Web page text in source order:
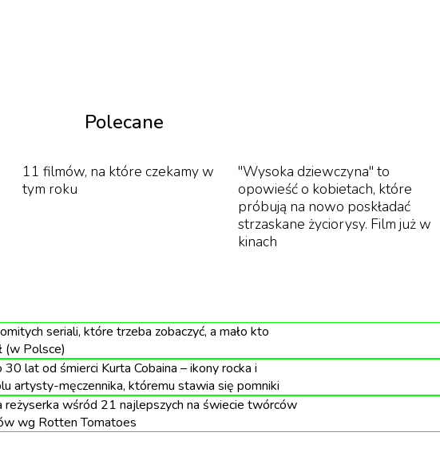
kontinuum, które zostało wyrzeźbione w kształcie łuków
wpuszczanie światła, które wprowadza
buduar, gdzie osoby odwiedzające butik będą
oraz kolekcje obuwia. Całość tworzy radosny dialog
marki.
przez Thierry’ego Hermèsa w 1837 roku. Marka słynie przede
akcesoriów. Najbardziej znanym jej produktem jest torebka Birkin,
na zapisy w cenie od około 10 000 euro.
Polecane
11 filmów, na które czekamy w
tym roku
"Wysoka dziewczyna" to
opowieść o kobietach, które
próbują na nowo poskładać
strzaskane życiorysy. Film już w
kinach
seriali, które trzeba zobaczyć, a mało kto
(w Polsce)
30 lat od śmierci Kurta Cobaina – ikony rocka i
artysty-męczennika, któremu stawia się pomniki
reżyserka wśród 21 najlepszych na świecie twórców
wg Rotten Tomatoes